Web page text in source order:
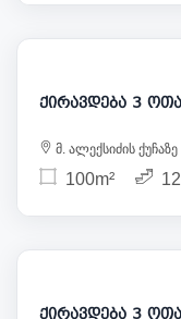
მ. ალექსიძის ქუჩაზე
100m² 12